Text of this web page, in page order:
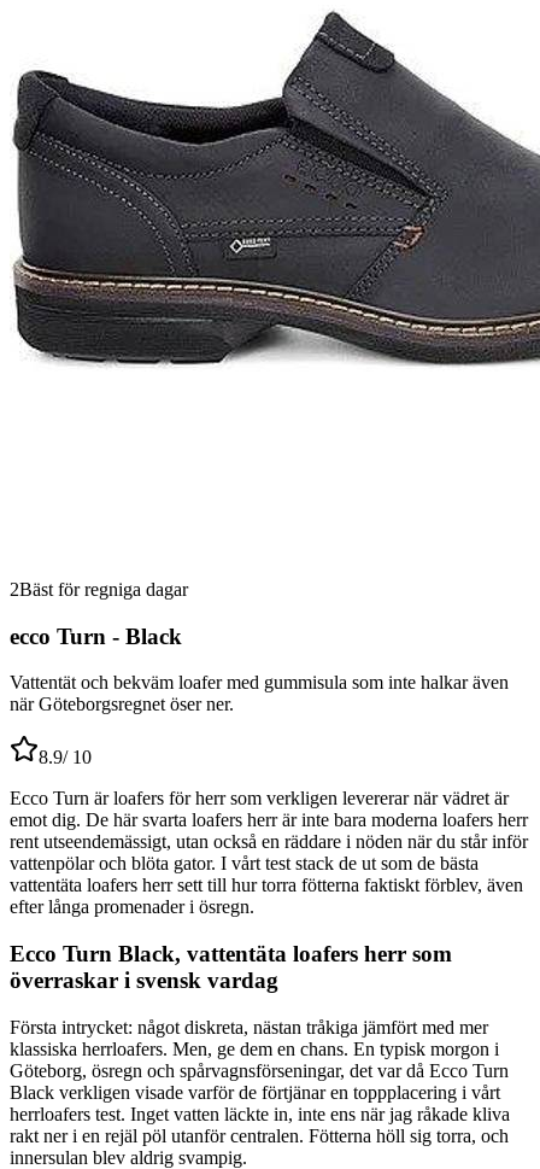
2Bäst för regniga dagar
ecco Turn - Black
Vattentät och bekväm loafer med gummisula som inte halkar även
när Göteborgsregnet öser ner.
8.9/ 10
Ecco Turn är loafers för herr som verkligen levererar när vädret är
emot dig. De här svarta loafers herr är inte bara moderna loafers herr
rent utseendemässigt, utan också en räddare i nöden när du står inför
vattenpölar och blöta gator. I vårt test stack de ut som de bästa
vattentäta loafers herr sett till hur torra fötterna faktiskt förblev, även
efter långa promenader i ösregn.
Ecco Turn Black, vattentäta loafers herr som
överraskar i svensk vardag
Första intrycket: något diskreta, nästan tråkiga jämfört med mer
klassiska herrloafers. Men, ge dem en chans. En typisk morgon i
Göteborg, ösregn och spårvagnsförseningar, det var då Ecco Turn
Black verkligen visade varför de förtjänar en toppplacering i vårt
herrloafers test. Inget vatten läckte in, inte ens när jag råkade kliva
rakt ner i en rejäl pöl utanför centralen. Fötterna höll sig torra, och
innersulan blev aldrig svampig.